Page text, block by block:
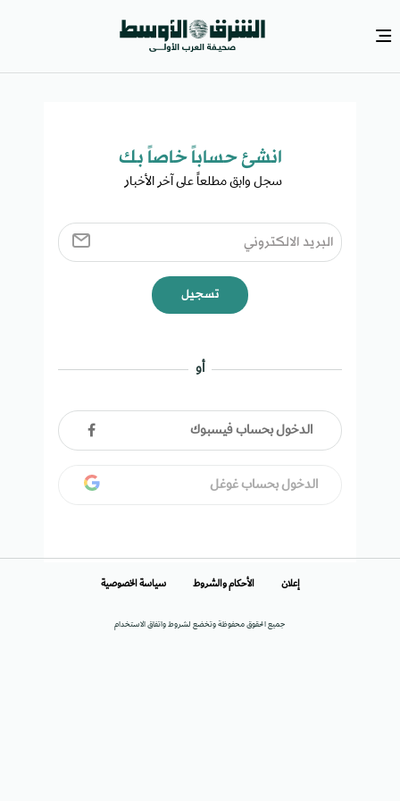
انشئ حساباً خاصاً بك​
سجل وابق مطلعاً على آخر الأخبار ​
تسجيل
أو
الدخول بحساب فيسبوك
الدخول بحساب غوغل
جميع الحقوق محفوظة وتخضع لشروط واتفاق الاستخدام
إعلان الأحكام والشروط سياسة الخصوصية